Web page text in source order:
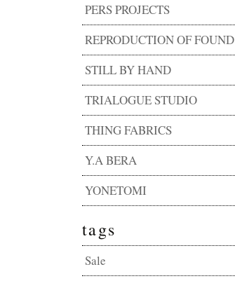
PERS PROJECTS
REPRODUCTION OF FOUND
STILL BY HAND
TRIALOGUE STUDIO
THING FABRICS
Y.A BERA
YONETOMI
tags
Sale